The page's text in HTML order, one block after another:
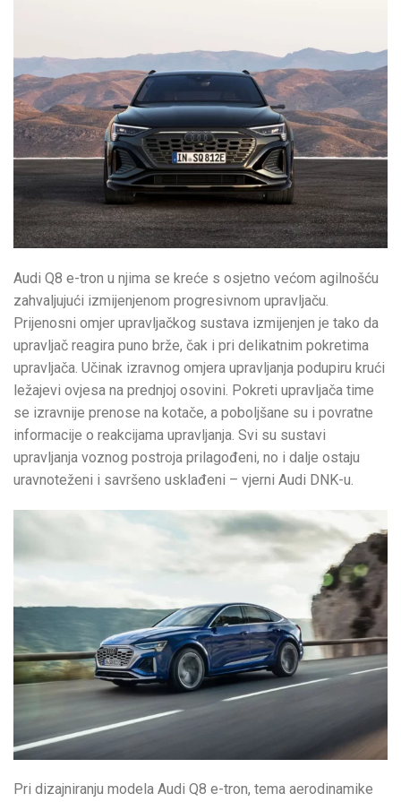
Audi Q8 e-tron u njima se kreće s osjetno većom agilnošću
zahvaljujući izmijenjenom progresivnom upravljaču.
Prijenosni omjer upravljačkog sustava izmijenjen je tako da
upravljač reagira puno brže, čak i pri delikatnim pokretima
upravljača. Učinak izravnog omjera upravljanja podupiru krući
ležajevi ovjesa na prednjoj osovini. Pokreti upravljača time
se izravnije prenose na kotače, a poboljšane su i povratne
informacije o reakcijama upravljanja. Svi su sustavi
upravljanja voznog postroja prilagođeni, no i dalje ostaju
uravnoteženi i savršeno usklađeni – vjerni Audi DNK-u.
Pri dizajniranju modela Audi Q8 e-tron, tema aerodinamike